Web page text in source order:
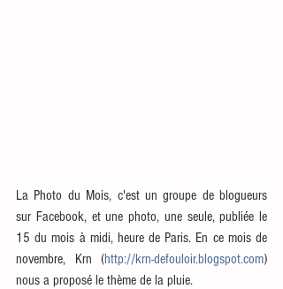
La Photo du Mois, c'est un groupe de blogueurs
sur Facebook, et une photo, une seule, publiée le
15 du mois à midi, heure de Paris. En ce mois de
novembre, Krn (http://krn-defouloir.blogspot.com)
nous a proposé le thème de la pluie.